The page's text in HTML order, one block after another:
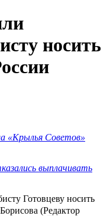
носить
«Крылья Советов»
выплачивать
Готовцеву носить
(Редактор